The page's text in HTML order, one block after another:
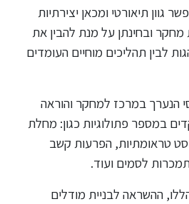
גוון תיאורטי ומכאן יצירתיות
מחקר ובחינתן על מנת להבין את
לבין תהליכים מוחיים העומדים
הנערך במרכז למחקר והוראה
במספר פתולוגיות כגון: מחלת
טראומתיות, הפרעות קשב
לסמים ועוד.
ההשראה לבניית מודלים